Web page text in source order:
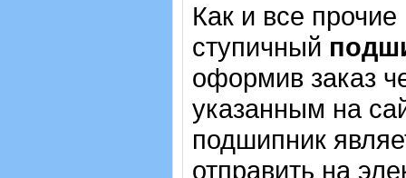
Как и все
ступичный
оформив заказ
указанным на
подшипник
отправить на